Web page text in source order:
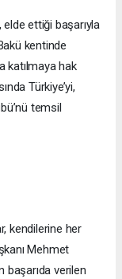
ettiği başarıyla
kentinde
katılmaya hak
Türkiye’yi,
temsil
kendilerine her
Mehmet
başarıda verilen